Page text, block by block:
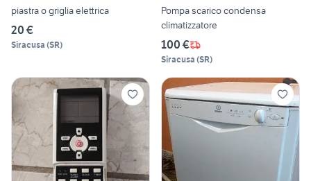
piastra o griglia elettrica
20 €
Siracusa (SR)
Pompa scarico condensa
climatizzatore
100 €
Siracusa (SR)